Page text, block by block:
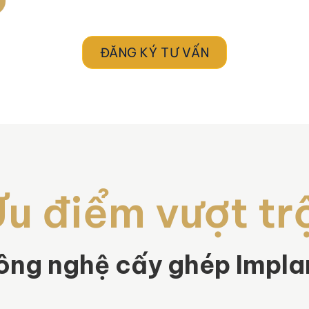
ĐĂNG KÝ TƯ VẤN
điểm vượt
nghệ cấy ghép